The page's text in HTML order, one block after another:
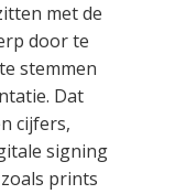
met de
door te
stemmen
Dat
cijfers,
signing
prints